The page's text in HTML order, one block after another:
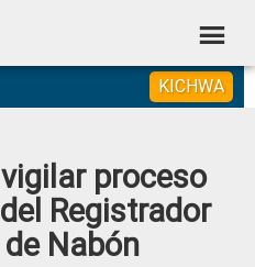
KICHWA
proceso
Registrador
Nabón